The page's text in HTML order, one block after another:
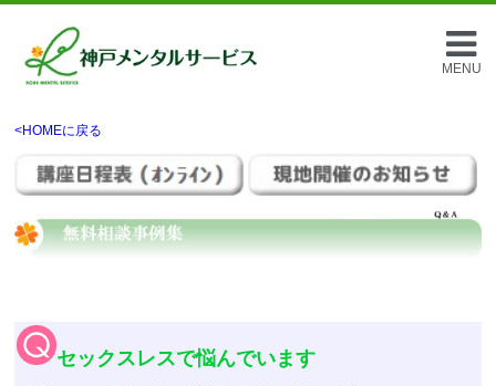
MENU
<HOMEに戻る
セックスレスで悩んでいます